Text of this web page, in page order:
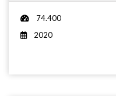
74.400
2020